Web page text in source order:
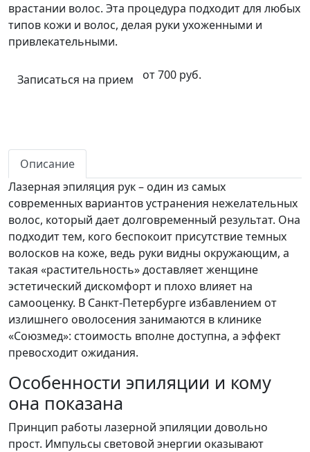
врастании волос. Эта процедура подходит для любых
типов кожи и волос, делая руки ухоженными и
привлекательными.
Записаться на прием от 700 руб.
Описание
Лазерная эпиляция рук – один из самых
современных вариантов устранения нежелательных
волос, который дает долговременный результат. Она
подходит тем, кого беспокоит присутствие темных
волосков на коже, ведь руки видны окружающим, а
такая «растительность» доставляет женщине
эстетический дискомфорт и плохо влияет на
самооценку. В Санкт-Петербурге избавлением от
излишнего оволосения занимаются в клинике
«Союзмед»: стоимость вполне доступна, а эффект
превосходит ожидания.
Особенности эпиляции и кому
она показана
Принцип работы лазерной эпиляции довольно
прост. Импульсы световой энергии оказывают